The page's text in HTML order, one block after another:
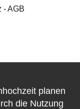
- AGB
planen
die Nutzung